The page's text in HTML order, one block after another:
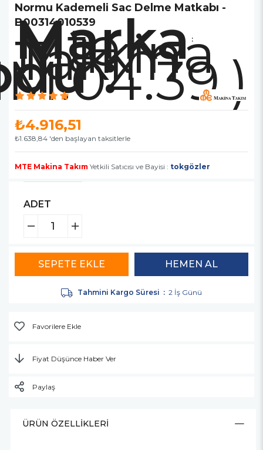
Normu Kademeli Sac Delme Matkabı -
B00314010539
Marka :
Mte
Makina
Takım
₺4.916,51
₺1.638,84 'den başlayan taksitlerle
MTE Makina Takım Yetkili Satıcısı ve Bayisi : tokgözler
ADET
Tahmini Kargo Süresi : 2 İş Günü
Favorilere Ekle
Fiyat Düşünce Haber Ver
Paylaş
ÜRÜN ÖZELLIKLERI